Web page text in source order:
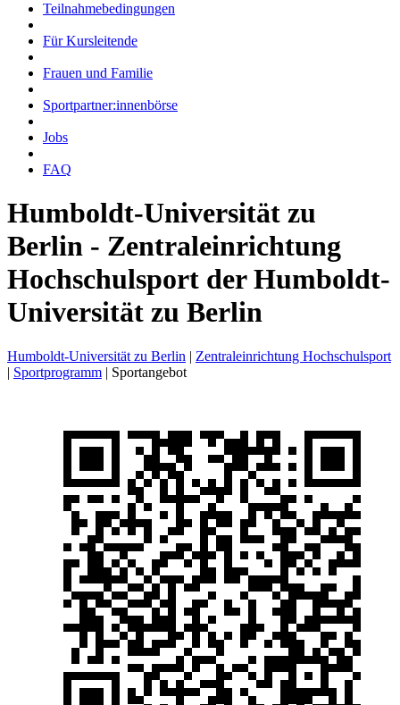
Teilnahmebedingungen
Für Kursleitende
Frauen und Familie
Sportpartner:innenbörse
Jobs
FAQ
Humboldt-Universität zu
Berlin - Zentraleinrichtung
Hochschulsport der Humboldt-
Universität zu Berlin
Humboldt-Universität zu Berlin | Zentraleinrichtung Hochschulsport
| Sportprogramm | Sportangebot